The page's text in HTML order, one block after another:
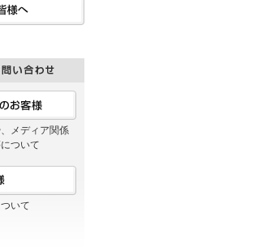
メディア関係
ついて
いて